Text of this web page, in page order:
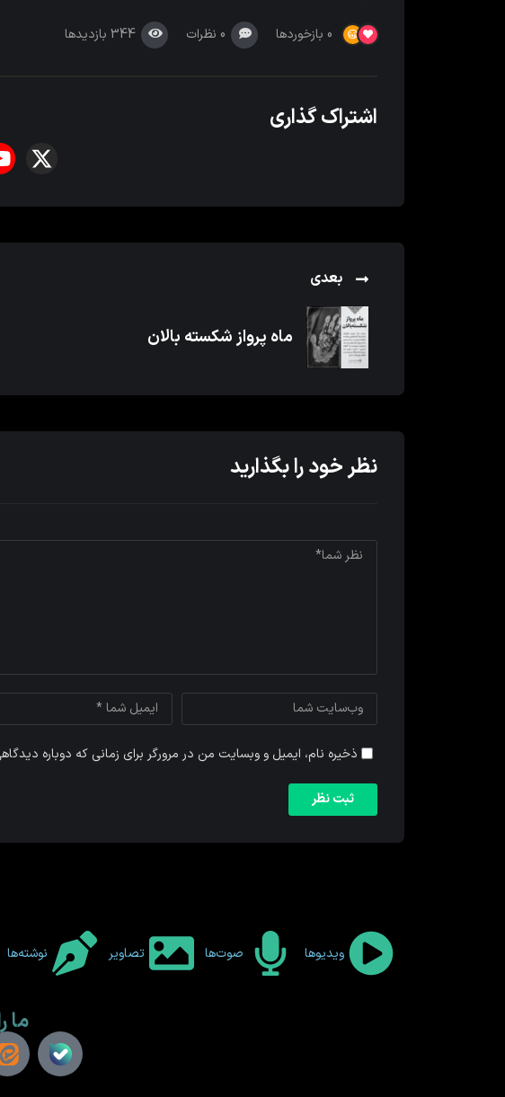
0 بازخوردها 0 نظرات 344 بازدیدها
اشتراک گذاری
بعدی
ماه پرواز شکسته بالان
نظر خود را بگذارید
ذخیره نام، ایمیل و وبسایت من در مرورگر برای زمانی که دوباره
ویدیوها صوت‌ها تصاویر نوشته‌ها
ما